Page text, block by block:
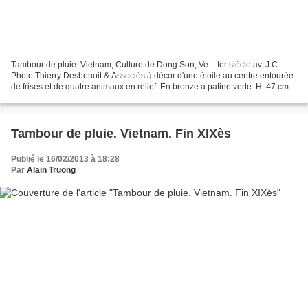
Tambour de pluie. Vietnam, Culture de Dong Son, Ve – Ier siècle av. J.C.
Photo Thierry Desbenoit & Associés à décor d'une étoile au centre entourée
de frises et de quatre animaux en relief. En bronze à patine verte. H: 47 cm
Tambour de pluie. Vietnam. Fin XIXès
Publié le 16/02/2013 à 18:28
Par Alain Truong